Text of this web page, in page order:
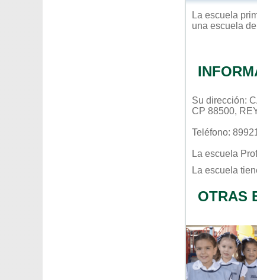
La escuela
una escuela de
Su dirección:
CP 88500,
Teléfono:
La escuela
La escuela
OTRAS